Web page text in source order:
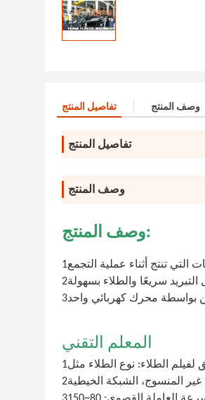
تفاصيل المنتج وصف المنتج
تفاصيل المنتج
وصف المنتج
وصف المنتج:
بواسطة محرك كهربائي واحد
المعلم التقني